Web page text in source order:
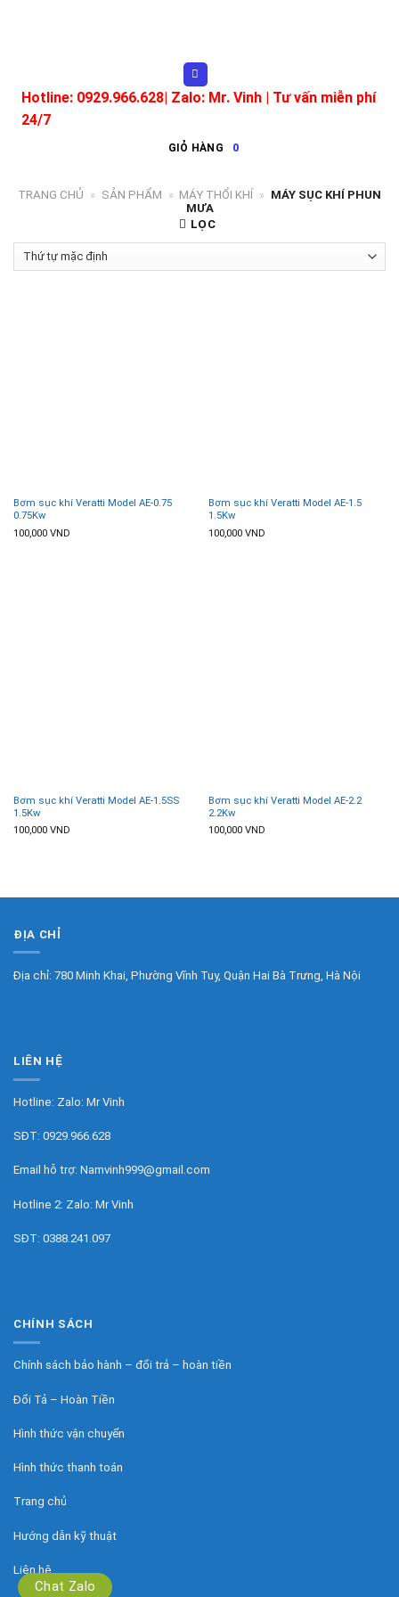
Hotline: 0929.966.628| Zalo: Mr. Vinh | Tư vấn miễn phí
24/7
GIỎ HÀNG 0
TRANG CHỦ » SẢN PHẨM » MÁY THỔI KHÍ » MÁY SỤC KHÍ PHUN
MƯA
LỌC
Bơm sục khí Veratti Model AE-0.75
0.75Kw
100,000 VND
Bơm sục khí Veratti Model AE-1.5
1.5Kw
100,000 VND
Bơm sục khí Veratti Model AE-1.5SS
1.5Kw
100,000 VND
Bơm sục khí Veratti Model AE-2.2
2.2Kw
100,000 VND
Chat Zalo
ĐỊA CHỈ
Địa chỉ: 780 Minh Khai, Phường Vĩnh Tuy, Quận Hai Bà Trưng, Hà Nội
LIÊN HỆ
Hotline: Zalo: Mr Vinh
SĐT: 0929.966.628
Email hỗ trợ: Namvinh999@gmail.com
Hotline 2: Zalo: Mr Vinh
SĐT: 0388.241.097
CHÍNH SÁCH
Chính sách bảo hành – đổi trả – hoàn tiền
Đổi Tả – Hoàn Tiền
Hình thức vận chuyển
Hình thức thanh toán
Trang chủ
Hướng dẫn kỹ thuật
Liên hệ